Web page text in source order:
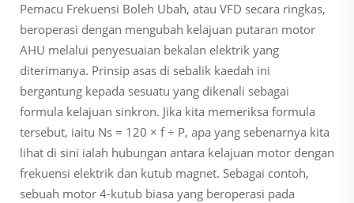
Pemacu Frekuensi Boleh Ubah, atau VFD secara ringkas,
beroperasi dengan mengubah kelajuan putaran motor
AHU melalui penyesuaian bekalan elektrik yang
diterimanya. Prinsip asas di sebalik kaedah ini
bergantung kepada sesuatu yang dikenali sebagai
formula kelajuan sinkron. Jika kita memeriksa formula
tersebut, iaitu Ns = 120 × f ÷ P, apa yang sebenarnya kita
lihat di sini ialah hubungan antara kelajuan motor dengan
frekuensi elektrik dan kutub magnet. Sebagai contoh,
sebuah motor 4-kutub biasa yang beroperasi pada